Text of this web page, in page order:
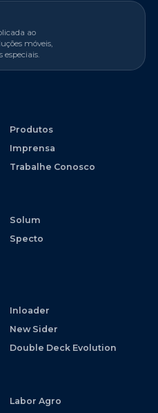
ao
móveis,
especiais.
Produtos
Imprensa
Trabalhe Conosco
Solum
Specto
Inloader
New Sider
Double Deck Evolution
Labor Agro